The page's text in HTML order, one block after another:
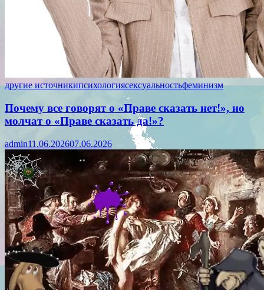
другие источникипсихологиясексуальностьфеминизм
Почему все говорят о «Праве сказать нет!», но
молчат о «Праве сказать да!»?
admin11.06.202607.06.2026